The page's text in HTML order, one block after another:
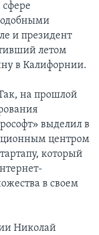
сфере
и президент
летом
в Калифорнии.
на прошлой
выделил в
центром
который
в своем
Николай